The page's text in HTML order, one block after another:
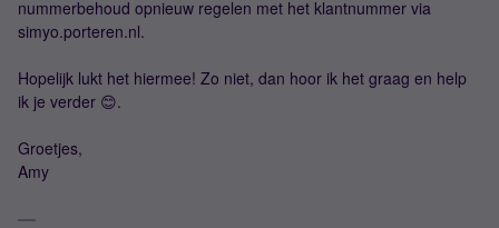
nummerbehoud opnieuw regelen met het klantnummer via
simyo.porteren.nl.
Hopelijk lukt het hiermee! Zo niet, dan hoor ik het graag en help
ik je verder 😊.
Groetjes,
Amy